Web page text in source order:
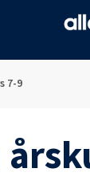
7-9